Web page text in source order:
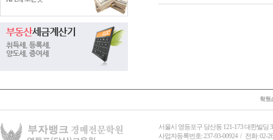
서울시 영등포구 당산동 121-173 대한빌
사업자등록번호: 237-93-00924 / 전화: 02-